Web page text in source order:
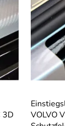
3D
VOLVO